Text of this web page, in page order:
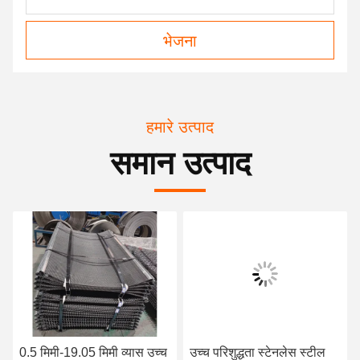
भेजना
हमारे उत्पाद
समान उत्पाद
0.5 मिमी-19.05 मिमी व्यास उच्च
उच्च परिशुद्धता स्टेनलेस स्टील